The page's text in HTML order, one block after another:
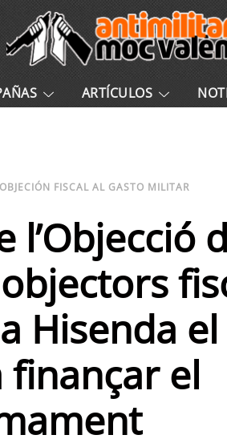
ARTÍCULOS
OBJECIÓN FISCAL AL GASTO MILITAR
l’Objecció
Hisenda el
finançar el